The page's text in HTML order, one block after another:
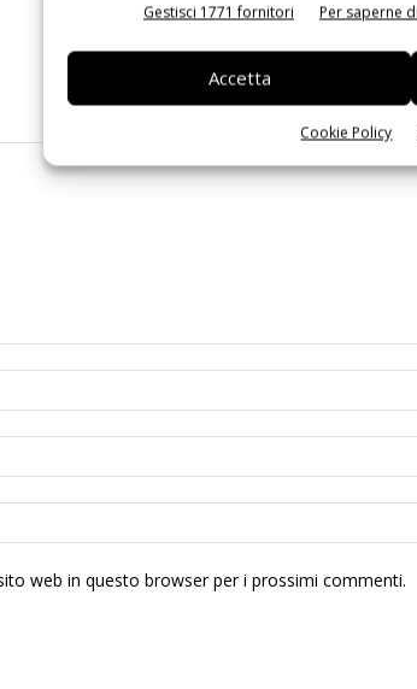
Gestisci 1771 fornitori Per saperne
Accetta
Cookie Policy
web in questo browser per i prossimi commenti.